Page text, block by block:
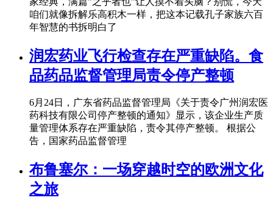
咱们就像拆解乐高积木一样，把这本记载孔子家族六百
年智慧的书拆明白了
润宏药业飞行检查存在严重缺陷。食
品药品监督管理局责令停产整顿
6月24日，广东省药品监督管理局《关于责令广州润宏医
药科技有限公司停产整顿的通知》显示，该企业生产质
量管理体系存在严重缺陷，责令其停产整顿。 根据公
告，国家药品监督管理
布鲁塞尔：一场穿越时空的欧洲文化
之旅